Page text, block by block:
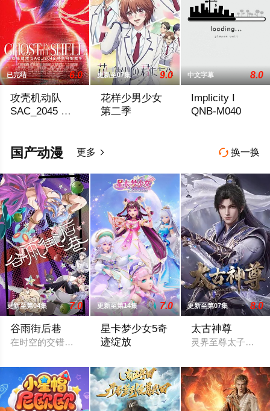
已完结 6.0
攻壳机动队
SAC_2045 持
更新至07集 9.0
花样少男少女
第二季
中文字幕 8.0
Implicity I
QNB-M040
 换一换
国产动漫 更多 
更新至第04集 7.0
谷雨街后巷
在时空的交错点开着一间酒馆——谷雨街后巷。 无论城市的角落
更新至第14集 7.0
星卡梦少女5奇
迹绽放
更新至第07集 8.0
太古神尊
灵界至尊太子惨遭